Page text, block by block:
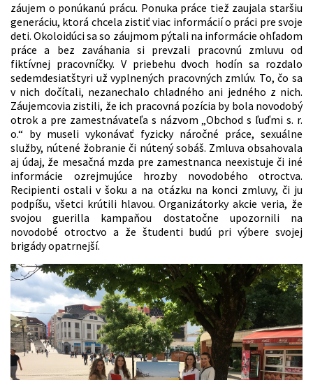
záujem o ponúkanú prácu. Ponuka práce tiež zaujala staršiu
generáciu, ktorá chcela zistiť viac informácií o práci pre svoje
deti. Okoloidúci sa so záujmom pýtali na informácie ohľadom
práce a bez zaváhania si prevzali pracovnú zmluvu od
fiktívnej pracovníčky. V priebehu dvoch hodín sa rozdalo
sedemdesiatštyri už vyplnených pracovných zmlúv. To, čo sa
v nich dočítali, nezanechalo chladného ani jedného z nich.
Záujemcovia zistili, že ich pracovná pozícia by bola novodobý
otrok a pre zamestnávateľa s názvom „Obchod s ľuďmi s. r.
o.“ by museli vykonávať fyzicky náročné práce, sexuálne
služby, nútené žobranie či nútený sobáš. Zmluva obsahovala
aj údaj, že mesačná mzda pre zamestnanca neexistuje či iné
informácie ozrejmujúce hrozby novodobého otroctva.
Recipienti ostali v šoku a na otázku na konci zmluvy, či ju
podpíšu, všetci krútili hlavou. Organizátorky akcie veria, že
svojou guerilla kampaňou dostatočne upozornili na
novodobé otroctvo a že študenti budú pri výbere svojej
brigády opatrnejší.